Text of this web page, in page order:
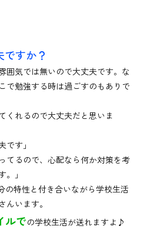
ですか？
囲気では無いので大丈夫です。な
で勉強する時は過ごすのもありで
くれるので大丈夫だと思いま
です」
てるので、心配なら何か対策を考
」
特性と付き合いながら学校生活
んいます。
ルでの学校生活が送れますよ♪